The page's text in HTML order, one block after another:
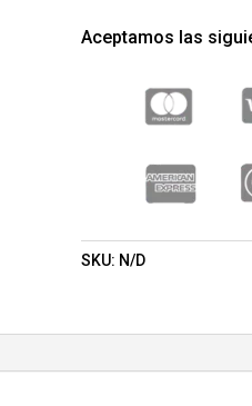
EAU
PARFUM
INTENSE
GABBANA)
CANTIDAD
Aceptamos las
SKU: N/D